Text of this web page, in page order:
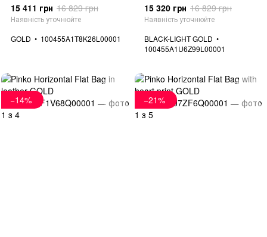
15 411 грн 16 829 грн
Наявність уточнюйте
GOLD
100455A1T8K26L00001
15 320 грн 16 829 грн
Наявність уточнюйте
BLACK-LIGHT GOLD
100455A1U6Z99L00001
−14% −21%